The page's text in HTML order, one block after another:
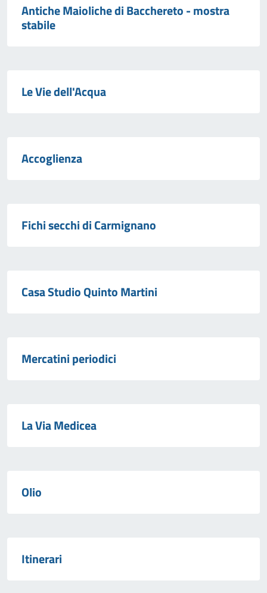
Antiche Maioliche di Bacchereto - mostra
stabile
Le Vie dell'Acqua
Accoglienza
Fichi secchi di Carmignano
Casa Studio Quinto Martini
Mercatini periodici
La Via Medicea
Olio
Itinerari